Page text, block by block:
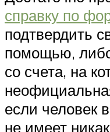
справку по
подтвердить
помощью,
со счета, на
если человек
не имеет